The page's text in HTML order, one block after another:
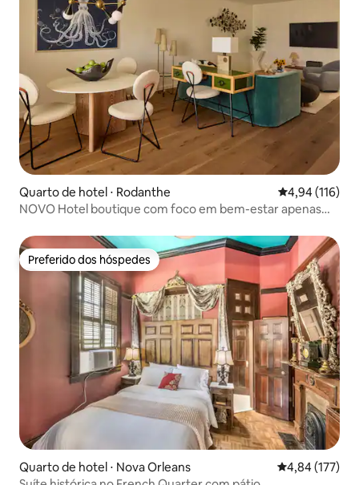
Quarto de hotel ⋅ Rodanthe 4,94 de uma
4,94 (116)
NOVO Hotel boutique com foco em bem-estar apenas
Preferido dos hóspedes
Preferido dos hóspedes
Quarto de hotel ⋅ Nova Orleans 4,84 de uma
4,84 (177)